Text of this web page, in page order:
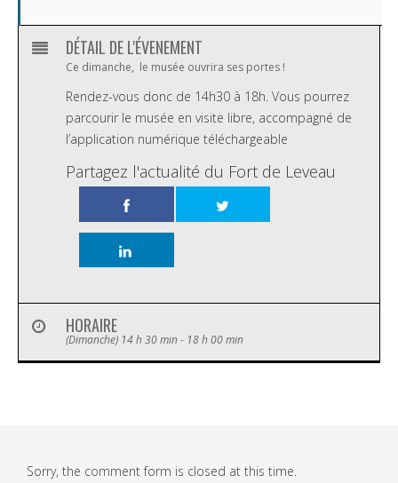
DÉTAIL DE L'ÉVENEMENT
Ce dimanche, le musée ouvrira ses portes !
Rendez-vous donc de 14h30 à 18h. Vous pourrez
parcourir le musée en visite libre, accompagné de
l’application numérique téléchargeable
Partagez l'actualité du Fort de Leveau
HORAIRE
(Dimanche) 14 h 30 min - 18 h 00 min
Sorry, the comment form is closed at this time.